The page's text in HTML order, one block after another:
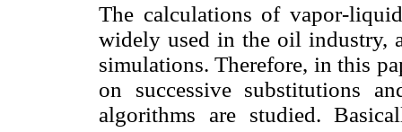
The calculations of vapor-
widely used in the oil industry,
simulations. Therefore, in this
on successive substitutions
algorithms are studied.